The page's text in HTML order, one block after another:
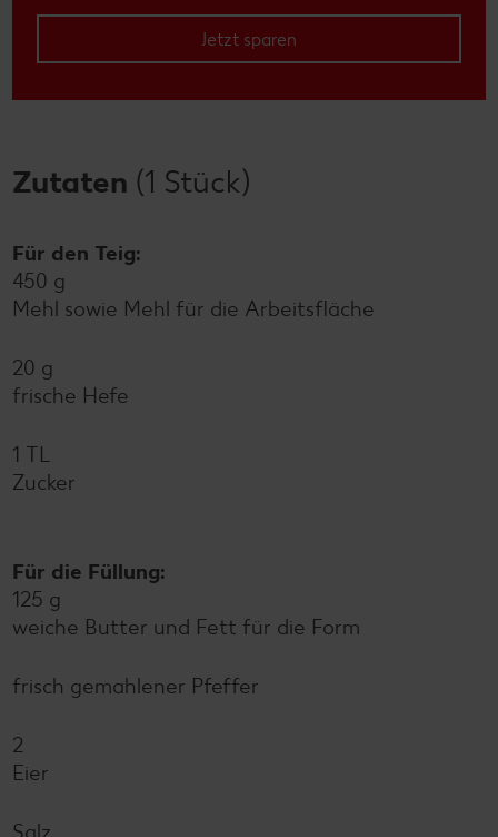
Jetzt sparen
Zutaten (1 Stück)
Für den Teig:
450 g
Mehl sowie Mehl für die Arbeitsfläche
20 g
frische Hefe
1 TL
Zucker
Für die Füllung:
125 g
weiche Butter und Fett für die Form
frisch gemahlener Pfeffer
2
Eier
Salz